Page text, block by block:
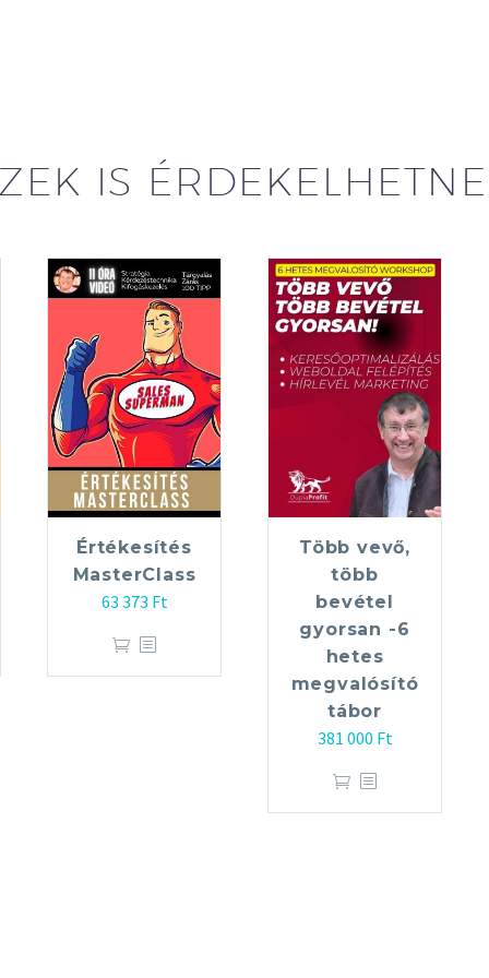
IS
Értékesítés
MasterClass
63 373 Ft
Több vevő,
több
bevétel
gyorsan -6
hetes
megvalósító
tábor
381 000 Ft